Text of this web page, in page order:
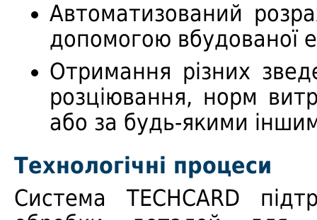
Автоматизований
допомогою вбудованої
Отримання різних
розціювання, норм
або за будь-якими
Технологічні процеси
Система TECHCARD